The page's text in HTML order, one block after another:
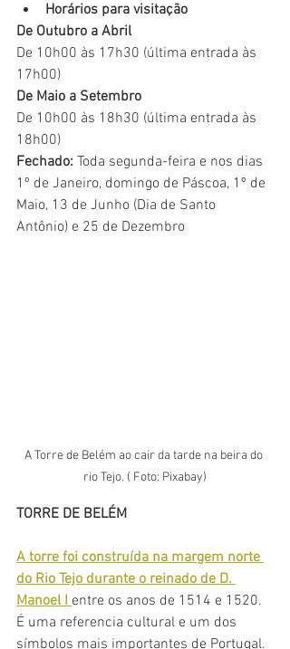
Horários para visitação
De Outubro a Abril
De 10h00 às 17h30 (última entrada às
17h00)
De Maio a Setembro
De 10h00 às 18h30 (última entrada às
18h00)
Fechado: Toda segunda-feira e nos dias
1º de Janeiro, domingo de Páscoa, 1º de
Maio, 13 de Junho (Dia de Santo
Antônio) e 25 de Dezembro
A Torre de Belém ao cair da tarde na beira do
rio Tejo. ( Foto: Pixabay)
TORRE DE BELÉM
A torre foi construída na margem norte
do Rio Tejo durante o reinado de D.
Manoel I entre os anos de 1514 e 1520.
É uma referencia cultural e um dos
símbolos mais importantes de Portugal.